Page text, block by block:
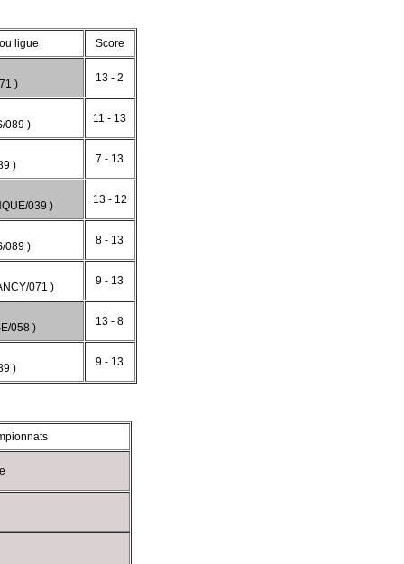
ligue Score
) 13 - 2
089 ) 11 - 13
) 7 - 13
039 ) 13 - 12
089 ) 8 - 13
071 ) 9 - 13
058 ) 13 - 8
) 9 - 13